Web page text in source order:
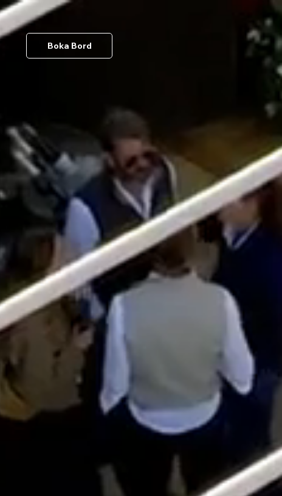
Boka Bord